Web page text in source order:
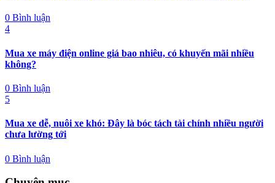
0 Bình luận
4
Mua xe máy điện online giá bao nhiêu, có khuyến mãi nhiều
không?
0 Bình luận
5
Mua xe dễ, nuôi xe khó: Đây là bóc tách tài chính nhiều người
chưa lường tới
0 Bình luận